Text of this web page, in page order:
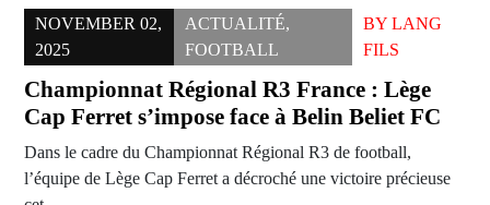
NOVEMBER 02,
2025
ACTUALITÉ,
FOOTBALL
BYLANG
FILS
Championnat Régional R3 France : Lège
Cap Ferret s’impose face à Belin Beliet FC
Dans le cadre du Championnat Régional R3 de football,
l’équipe de Lège Cap Ferret a décroché une victoire précieuse